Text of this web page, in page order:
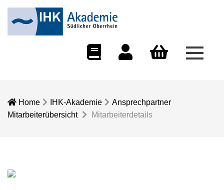
Menü
Home IHK-Akademie
Ansprechpartner
Mitarbeiterübersicht
Mitarbeiterdetails